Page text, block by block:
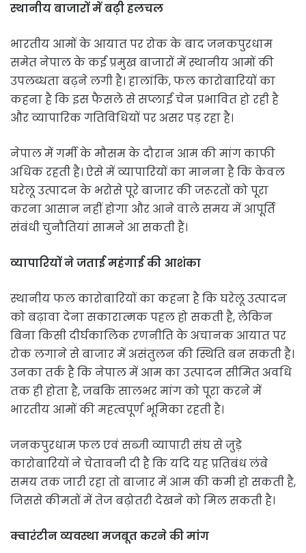
स्थानीय बाजारों में बढ़ी हलचल
भारतीय आमों के आयात पर रोक के बाद जनकपुरधाम
समेत नेपाल के कई प्रमुख बाजारों में स्थानीय आमों की
उपलब्धता बढ़ने लगी है। हालांकि, फल कारोबारियों का
कहना है कि इस फैसले से सप्लाई चेन प्रभावित हो रही है
और व्यापारिक गतिविधियों पर असर पड़ रहा है।
नेपाल में गर्मी के मौसम के दौरान आम की मांग काफी
अधिक रहती है। ऐसे में व्यापारियों का मानना है कि केवल
घरेलू उत्पादन के भरोसे पूरे बाजार की जरूरतों को पूरा
करना आसान नहीं होगा और आने वाले समय में आपूर्ति
संबंधी चुनौतियां सामने आ सकती हैं।
व्यापारियों ने जताई महंगाई की आशंका
स्थानीय फल कारोबारियों का कहना है कि घरेलू उत्पादन
को बढ़ावा देना सकारात्मक पहल हो सकती है, लेकिन
बिना किसी दीर्घकालिक रणनीति के अचानक आयात पर
रोक लगाने से बाजार में असंतुलन की स्थिति बन सकती है।
उनका तर्क है कि नेपाल में आम का उत्पादन सीमित अवधि
तक ही होता है, जबकि सालभर मांग को पूरा करने में
भारतीय आमों की महत्वपूर्ण भूमिका रहती है।
जनकपुरधाम फल एवं सब्जी व्यापारी संघ से जुड़े
कारोबारियों ने चेतावनी दी है कि यदि यह प्रतिबंध लंबे
समय तक जारी रहा तो बाजार में आम की कमी हो सकती है,
जिससे कीमतों में तेज बढ़ोतरी देखने को मिल सकती है।
क्वारंटीन व्यवस्था मजबूत करने की मांग